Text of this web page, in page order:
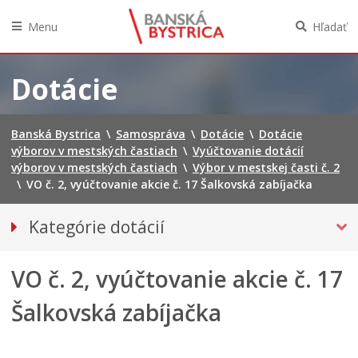
obsah
Menu Hľadať
Dotácie
Banská Bystrica \ Samospráva \ Dotácie \ Dotácie
výborov v mestských častiach \ Vyúčtovanie dotácií
výborov v mestských častiach \ Výbor v mestskej časti č. 2
\ VO č. 2, vyúčtovanie akcie č. 17 Šalkovská zabíjačka
Kategórie dotácií
DOTÁCIE VÝBOROV V MESTSKÝCH ČASTIACH
Rámcový plán akcií financované z dotácie
VO č. 2, vyúčtovanie akcie č. 17
Šalkovská zabíjačka